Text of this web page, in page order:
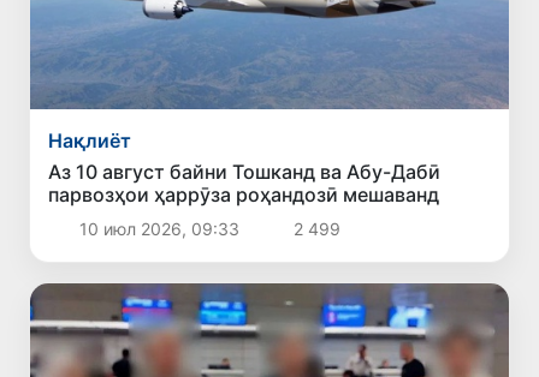
Нақлиёт
Аз 10 август байни Тошканд ва Абу-Дабӣ
парвозҳои ҳаррӯза роҳандозӣ мешаванд
10 июл 2026, 09:33 2 499